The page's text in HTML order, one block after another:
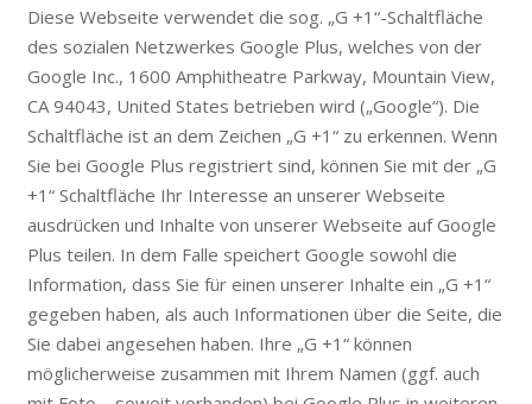
Diese Webseite verwendet die sog. „G +1“-Schaltfläche
des sozialen Netzwerkes Google Plus, welches von der
Google Inc., 1600 Amphitheatre Parkway, Mountain View,
CA 94043, United States betrieben wird („Google“). Die
Schaltfläche ist an dem Zeichen „G +1“ zu erkennen. Wenn
Sie bei Google Plus registriert sind, können Sie mit der „G
+1“ Schaltfläche Ihr Interesse an unserer Webseite
ausdrücken und Inhalte von unserer Webseite auf Google
Plus teilen. In dem Falle speichert Google sowohl die
Information, dass Sie für einen unserer Inhalte ein „G +1“
gegeben haben, als auch Informationen über die Seite, die
Sie dabei angesehen haben. Ihre „G +1“ können
möglicherweise zusammen mit Ihrem Namen (ggf. auch